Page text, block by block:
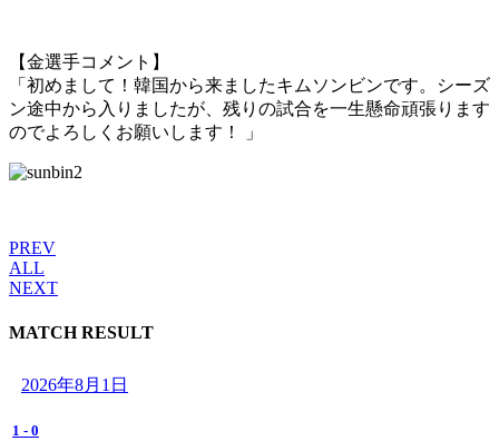
【金選手コメント】
「初めまして！韓国から来ましたキムソンビンです。シーズ
ン途中から入りましたが、残りの試合を一生懸命頑張ります
のでよろしくお願いします！ 」
PREV
ALL
NEXT
MATCH RESULT
2026年8月1日
1 - 0